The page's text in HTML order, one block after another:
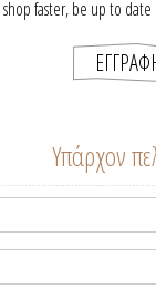
faster, be up to
Υπάρχον